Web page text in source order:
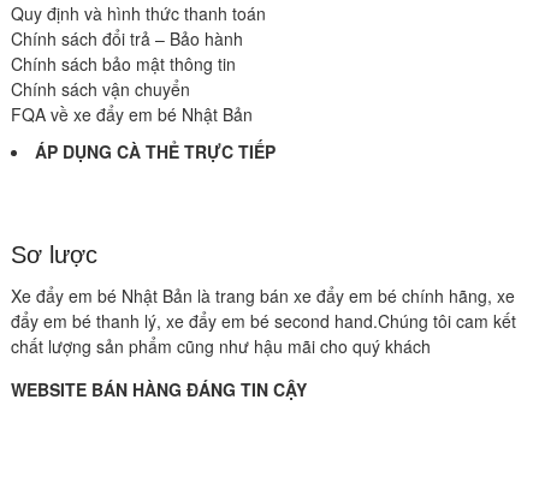
Quy định và hình thức thanh toán
Chính sách đổi trả – Bảo hành
Chính sách bảo mật thông tin
Chính sách vận chuyển
FQA về xe đẩy em bé Nhật Bản
ÁP DỤNG CÀ THẺ TRỰC TIẾP
Sơ lược
Xe đẩy em bé Nhật Bản là trang bán xe đẩy em bé chính hãng, xe
đẩy em bé thanh lý, xe đẩy em bé second hand.Chúng tôi cam kết
chất lượng sản phẩm cũng như hậu mãi cho quý khách
WEBSITE BÁN HÀNG ĐÁNG TIN CẬY